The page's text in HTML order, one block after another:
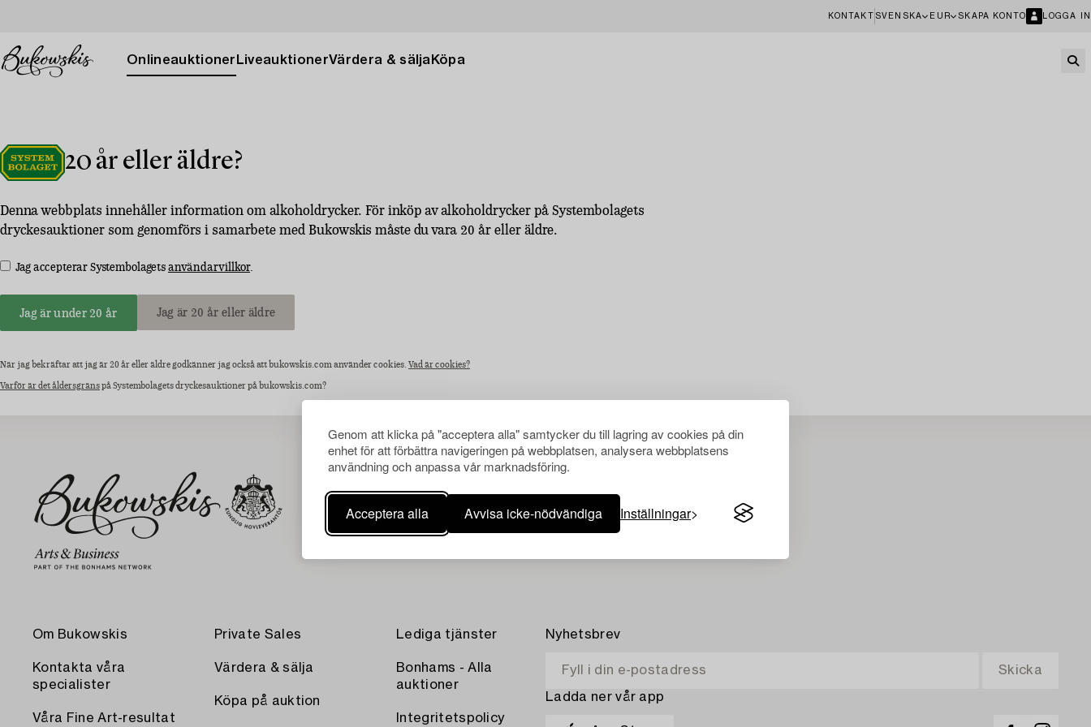
Genom att klicka på "acceptera alla" samtycker du till lagring av cookies på din
enhet för att förbättra navigeringen på webbplatsen, analysera webbplatsens
användning och anpassa vår marknadsföring.
Acceptera alla Avvisa icke-nödvändiga Inställningar
KONTAKT SVENSKA EUR SKAPA KONTO LOGGA IN
Onlineauktioner LiveauktionerVärdera & sälja Köpa
20 år eller äldre?
Denna webbplats innehåller information om alkoholdrycker. För inköp av alkoholdrycker på Systembolagets
dryckesauktioner som genomförs i samarbete med Bukowskis måste du vara 20 år eller äldre.
Jag accepterar Systembolagetsanvändarvillkor.
Jag är under 20 år Jag är 20 år eller äldre
När jag bekräftar att jag är 20 år eller äldre godkänner jag också att bukowskis.com använder cookies. Vad är cookies?
Varför är det åldersgränspå Systembolagets dryckesauktioner på bukowskis.com?
Om Bukowskis
Kontakta våra
specialister
Våra Fine Art-resultat
Private Sales
Värdera & sälja
Köpa på auktion
Lediga tjänster
Bonhams - Alla
auktioner
Integritetspolicy
Nyhetsbrev
Ladda ner vår app